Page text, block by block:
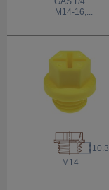
M14-16
10.3
M14